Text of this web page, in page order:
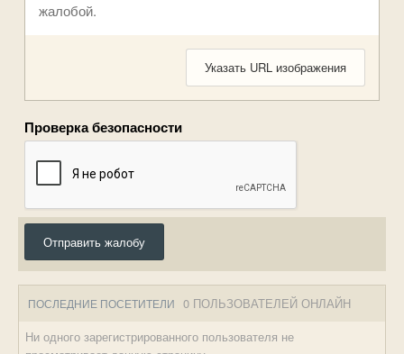
жалобой.
Указать URL изображения
Проверка безопасности
Отправить жалобу
ПОСЛЕДНИЕ ПОСЕТИТЕЛИ 0 ПОЛЬЗОВАТЕЛЕЙ ОНЛАЙН
Ни одного зарегистрированного пользователя не